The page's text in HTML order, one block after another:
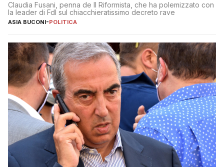
Claudia Fusani, penna de Il Riformista, che ha polemizzato con
la leader di FdI sul chiacchieratissimo decreto rave
ASIA BUCONI-POLITICA